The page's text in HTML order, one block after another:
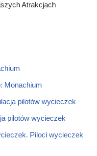
Atrakcjach
Monachium
pilotów wycieczek
pilotów wycieczek
Piloci wycieczek